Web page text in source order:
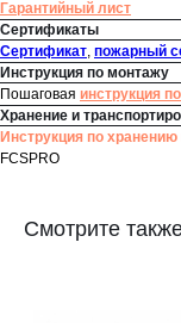
Гарантийный лист
Сертификаты
Сертификат, пожарный
Инструкция по монтажу
Пошаговая инструкция
Хранение и
Инструкция по хранению
FCSPRO
Смотрите